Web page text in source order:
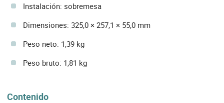
Instalación: sobremesa
Dimensiones: 325,0 × 257,1 × 55,0 mm
Peso neto: 1,39 kg
Peso bruto: 1,81 kg
Contenido